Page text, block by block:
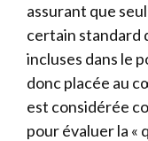
assurant que
certain standard
incluses dans le
donc placée au
est considérée
pour évaluer la «